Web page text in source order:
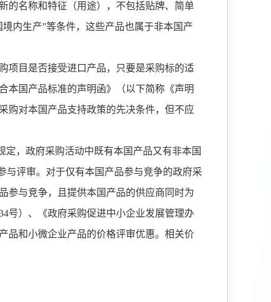
的名称和特征（用途），不包括贴牌、简单
境内生产”等条件，这些产品也属于非本国产
项目是否接受进口产品，只要是采购标的适
本国产品标准的声明函》（以下简称《声明
购对本国产品支持政策的先决条件，但不应
定，政府采购活动中既有本国产品又有非本国
与评审。对于仅有本国产品参与竞争的政府采
参与竞争，且提供本国产品的供应商同时为
号）、《政府采购促进中小企业发展管理办
品和小微企业产品的价格评审优惠。相关价